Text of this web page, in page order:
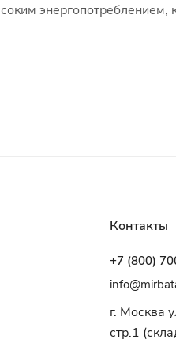
энергопотреблением,
Контакты
+7 (800)
г. Москва
стр.1